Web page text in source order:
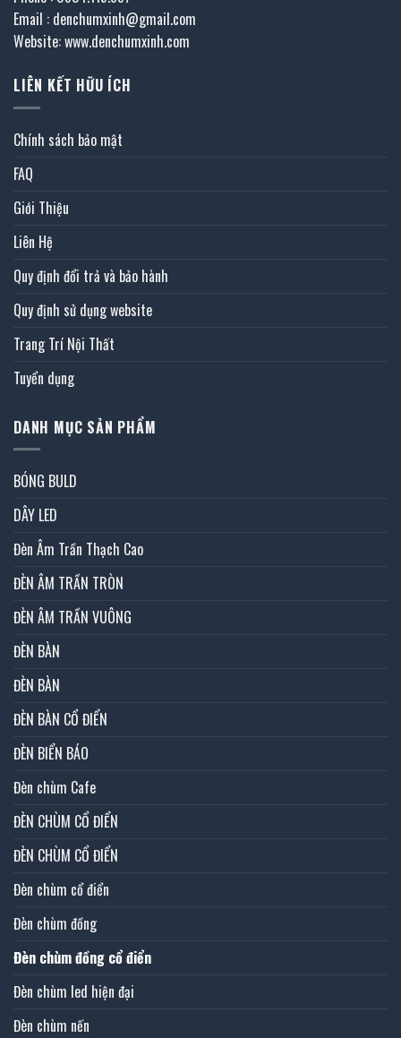
Email : denchumxinh@gmail.com
Website: www.denchumxinh.com
LIÊN KẾT HỮU ÍCH
Chính sách bảo mật
FAQ
Giới Thiệu
Liên Hệ
Quy định đổi trả và bảo hành
Quy định sử dụng website
Trang Trí Nội Thất
Tuyển dụng
DANH MỤC SẢN PHẨM
BÓNG BULD
DÂY LED
Đèn Âm Trần Thạch Cao
ĐÈN ÂM TRẦN TRÒN
ĐÈN ÂM TRẦN VUÔNG
ĐÈN BÀN
ĐÈN BÀN
ĐÈN BÀN CỔ ĐIỂN
ĐÈN BIỂN BÁO
Đèn chùm Cafe
ĐÈN CHÙM CỔ ĐIỂN
ĐÈN CHÙM CỔ ĐIỂN
Đèn chùm cổ điển
Đèn chùm đồng
Đèn chùm đồng cổ điển
Đèn chùm led hiện đại
Đèn chùm nến